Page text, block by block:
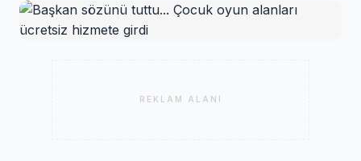
REKLAM ALANI